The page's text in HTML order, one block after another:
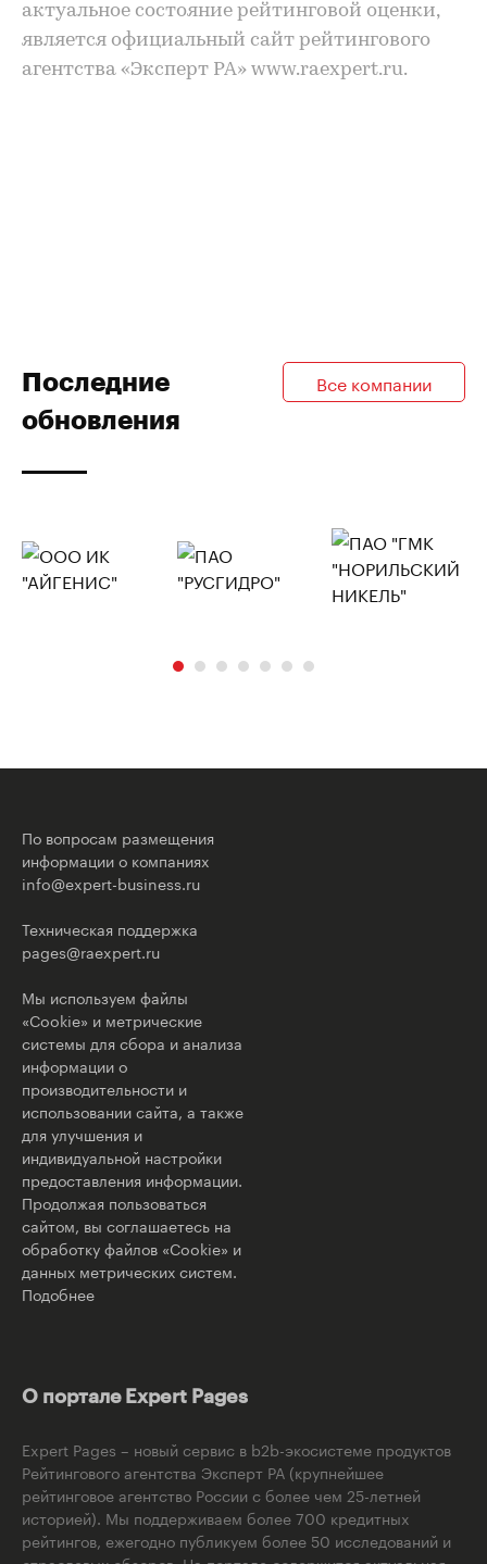
актуальное состояние рейтинговой оценки,
является официальный сайт рейтингового
агентства «Эксперт РА» www.raexpert.ru.
Последние
обновления
Все компании
По вопросам размещения
информации о компаниях
info@expert-business.ru
Техническая поддержка
pages@raexpert.ru
Мы используем файлы
«Cookie» и метрические
системы для сбора и анализа
информации о
производительности и
использовании сайта, а также
для улучшения и
индивидуальной настройки
предоставления информации.
Продолжая пользоваться
сайтом, вы соглашаетесь на
обработку файлов «Cookie» и
данных метрических систем.
Подобнее
О портале Expert Pages
Expert Pages – новый сервис в b2b-экосистеме продуктов
Рейтингового агентства Эксперт РА (крупнейшее
рейтинговое агентство России с более чем 25-летней
историей). Мы поддерживаем более 700 кредитных
рейтингов, ежегодно публикуем более 50 исследований и